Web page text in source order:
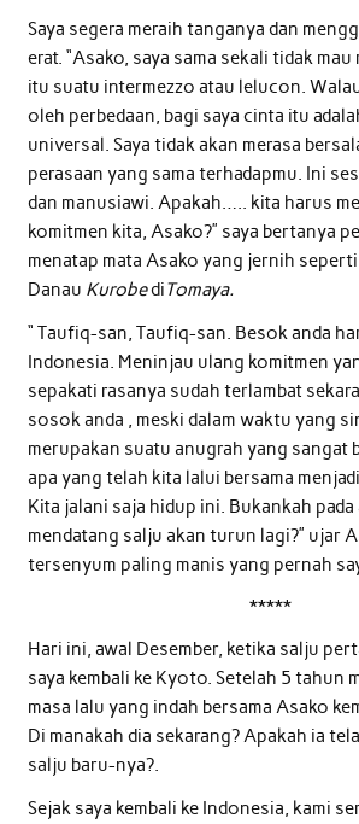
Saya segera meraih tanganya dan
erat. “Asako, saya sama sekali tidak
itu suatu intermezzo atau lelucon.
oleh perbedaan, bagi saya cinta itu
universal. Saya tidak akan merasa
perasaan yang sama terhadapmu. Ini
dan manusiawi. Apakah….. kita harus
komitmen kita, Asako?” saya bertanya
menatap mata Asako yang jernih
Danau KurobediTomaya.
“ Taufiq-san, Taufiq-san. Besok anda
Indonesia. Meninjau ulang komitmen
sepakati rasanya sudah terlambat
sosok anda , meski dalam waktu yang
merupakan suatu anugrah yang sangat
apa yang telah kita lalui bersama
Kita jalani saja hidup ini. Bukankah
mendatang salju akan turun lagi?” ujar
tersenyum paling manis yang pernah
*****
Hari ini, awal Desember, ketika salju
saya kembali ke Kyoto. Setelah 5 tahun
masa lalu yang indah bersama Asako
Di manakah dia sekarang? Apakah ia
salju baru-nya?.
Sejak saya kembali ke Indonesia, kami